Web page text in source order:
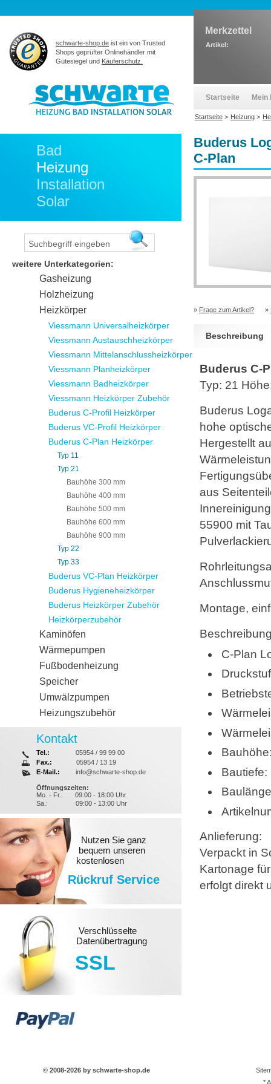
Buderus
C-Plan
» Frage zum Artikel? »
Beschreibung
Buderus C-
Typ: 21
Buderus
hohe
Hergestellt
aus
55900 mit
Montage,
C-Plan
Bautiefe:
Anlieferung:
Verpackt in
Kartonage
erfolgt direkt
Bad
Heizung
Installation
Solar
weitere Unterkategorien:
Gasheizung
Holzheizung
Heizkörper
Viessmann Universalheizkörper
Viessmann Austauschheizkörper
Viessmann Mittelanschlussheizkörper
Viessmann Planheizkörper
Viessmann Badheizkörper
Viessmann Heizkörper Zubehör
Buderus C-Profil Heizkörper
Buderus VC-Profil Heizkörper
Buderus C-Plan Heizkörper
Typ 11
Typ 21
Bauhöhe 300 mm
Bauhöhe 400 mm
Bauhöhe 500 mm
Bauhöhe 600 mm
Bauhöhe 900 mm
Typ 22
Typ 33
Buderus VC-Plan Heizkörper
Buderus Hygieneheizkörper
Buderus Heizkörper Zubehör
Heizkörperzubehör
Kaminöfen
Wärmepumpen
Fußbodenheizung
Speicher
Umwälzpumpen
Heizungszubehör
Kontakt
Tel.:
05954 / 99 99 00
Fax.:
05954 / 13 19
E-Mail.:
info@schwarte-shop.de
Öffnungszeiten:
Mo. - Fr.:
09:00 - 18:00 Uhr
Sa.:
09:00 - 13:00 Uhr
Nutzen Sie ganz
bequem unseren
kostenlosen
Rückruf Service
Verschlüsselte
Datenübertragung
SSL
schwarte-shop.de ist ein von Trusted
Shops geprüfter Onlinehändler mit
Gütesiegel und Käuferschutz.
Merkzettel
Artikel:
Startseite Mein
Startseite > Heizung >
© 2008-2026 by schwarte-shop.de
*